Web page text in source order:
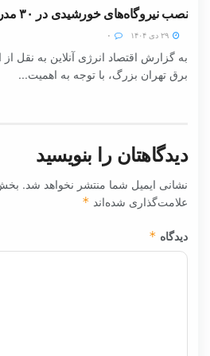
نصب نیروگاه‌های خورشیدی در ۳۰ مدرسه شهر تهران
به گزارش اقتصاد انرژی آنلاین به نقل
برق تهران بزرگ، با توجه به اهمیت...
دیدگاهتان را بنویسید
نشانی ایمیل شما منتشر نخواهد شد.
علامت‌گذاری شده‌اند *
دیدگاه *